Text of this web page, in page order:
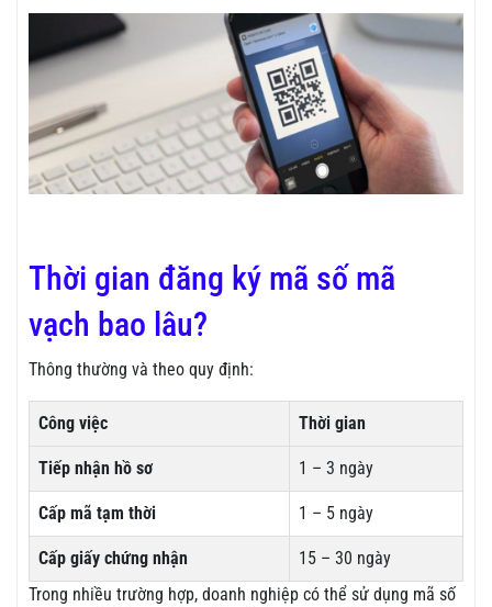
Thời gian đăng ký mã số mã
vạch bao lâu?
Thông thường và theo quy định:
Công việc Thời gian
Tiếp nhận hồ sơ 1 – 3 ngày
Cấp mã tạm thời 1 – 5 ngày
Cấp giấy chứng nhận
15 – 30 ngày
Trong nhiều trường hợp, doanh nghiệp có thể sử dụng mã số